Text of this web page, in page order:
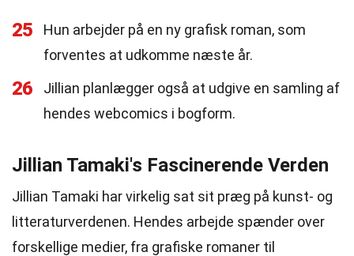
25
Hun arbejder på en ny grafisk roman, som
forventes at udkomme næste år.
26
Jillian planlægger også at udgive en samling af
hendes webcomics i bogform.
Jillian Tamaki's Fascinerende Verden
Jillian Tamaki har virkelig sat sit præg på kunst- og
litteraturverdenen. Hendes arbejde spænder over
forskellige medier, fra grafiske romaner til